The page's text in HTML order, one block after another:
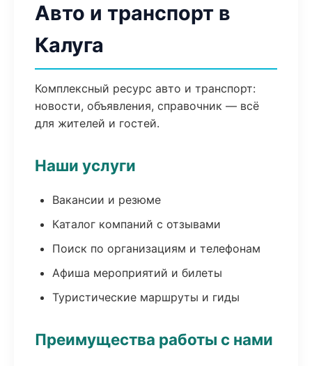
Авто и транспорт в
Калуга
Комплексный ресурс авто и транспорт:
новости, объявления, справочник — всё
для жителей и гостей.
Наши услуги
Вакансии и резюме
Каталог компаний с отзывами
Поиск по организациям и телефонам
Афиша мероприятий и билеты
Туристические маршруты и гиды
Преимущества работы с нами